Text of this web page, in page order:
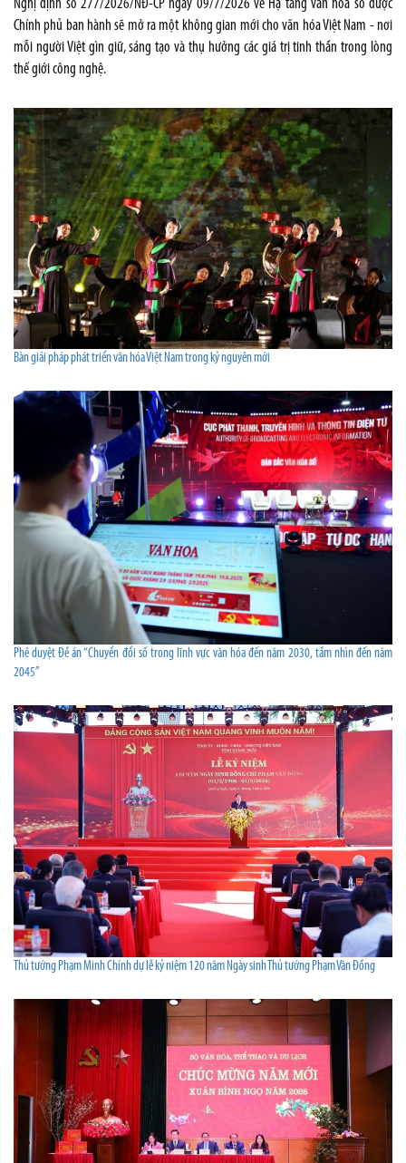
Nghị định số 277/2026/NĐ-CP ngày 09/7/2026 về Hạ tầng văn hóa số được
Chính phủ ban hành sẽ mở ra một không gian mới cho văn hóa Việt Nam - nơi
mỗi người Việt gìn giữ, sáng tạo và thụ hưởng các giá trị tinh thần trong lòng
thế giới công nghệ.
Bàn giải pháp phát triển văn hóa Việt Nam trong kỷ nguyên mới
Phê duyệt Đề án “Chuyển đổi số trong lĩnh vực văn hóa đến năm 2030, tầm nhìn đến năm
2045”
Thủ tướng Phạm Minh Chính dự lễ kỷ niệm 120 năm Ngày sinh Thủ tướng Phạm Văn Đồng